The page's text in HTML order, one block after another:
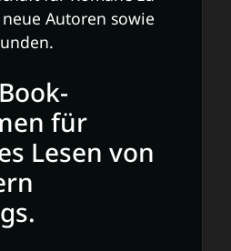
Autoren sowie
für
Lesen von